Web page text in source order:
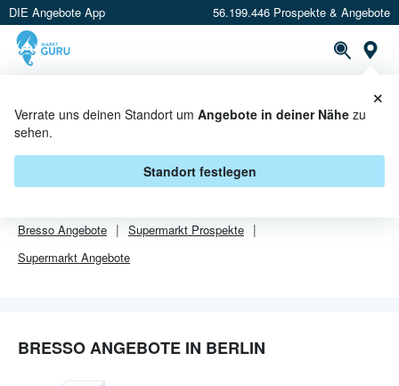
DIE Angebote App 56.199.446 Prospekte & Angebote
Verrate uns deinen Standort um Angebote in deiner Nähe zu
sehen.
Standort festlegen
×
BRESSO ANGEBOTE IN BERLIN
VonBressosind in Berlin leider alle Angebebote abgelaufen.
Bresso Angebote Supermarkt Prospekte
Supermarkt Angebote
BRESSO ANGEBOTE IN BERLIN